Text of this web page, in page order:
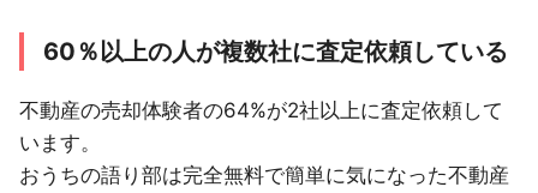
60％以上の人が複数社に査定依頼している
不動産の売却体験者の64%が2社以上に査定依頼して
います。
おうちの語り部は完全無料で簡単に気になった不動産